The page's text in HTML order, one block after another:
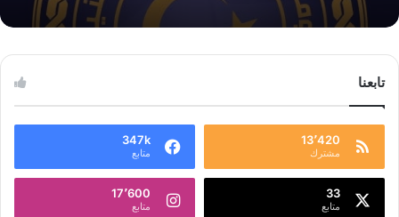
تابعنا
13٬420
مشترك
347k
متابع
33
متابع
17٬600
متابع